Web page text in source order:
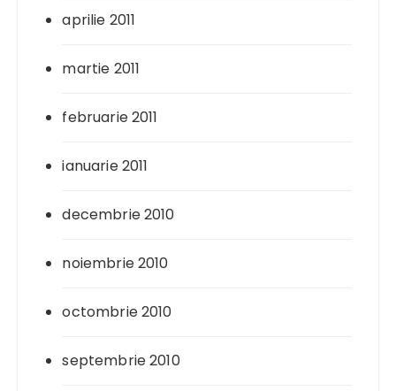
aprilie 2011
martie 2011
februarie 2011
ianuarie 2011
decembrie 2010
noiembrie 2010
octombrie 2010
septembrie 2010